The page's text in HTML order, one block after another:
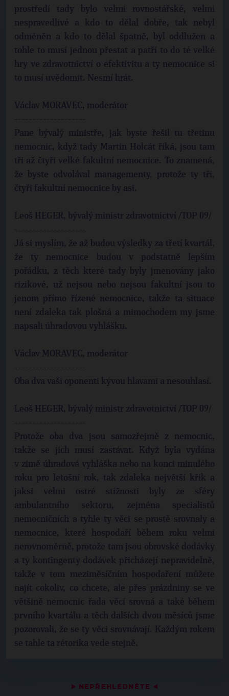
▶ NEPŘEHLÉDNĚTE ◀
prostředí tady bylo velmi rovnostářské, velmi
nespravedlivé a kdo to dělal dobře, tak nebyl
odměněn a kdo to dělal špatně, byl oddlužen a
tohle to musí jednou přestat a patří to do té velké
hry ve zdravotnictví o efektivitu a ty nemocnice si
to musí uvědomit. Nesmí hrát.
Václav MORAVEC, moderátor
--------------------
Pane bývalý ministře, jak byste řešil tu třetinu
nemocnic, když tady Martin Holcát říká, jsou tam
tři až čtyři velké fakultní nemocnice. To znamená,
že byste odvolával managementy, protože ty tři,
čtyři fakultní nemocnice by asi.
Leoš HEGER, bývalý ministr zdravotnictví /TOP 09/
--------------------
Já si myslím, že až budou výsledky za třetí kvartál,
že ty nemocnice budou v podstatně lepším
pořádku, z těch které tady byly jmenovány jako
rizikové, už nejsou nebo nejsou fakultní jsou to
jenom přímo řízené nemocnice, takže ta situace
není zdaleka tak plošná a mimochodem my jsme
napsali úhradovou vyhlášku.
Václav MORAVEC, moderátor
--------------------
Oba dva vaši oponenti kývou hlavami a nesouhlasí.
Leoš HEGER, bývalý ministr zdravotnictví /TOP 09/
--------------------
Protože oba dva jsou samozřejmě z nemocnic,
takže se jich musí zastávat. Když byla vydána
v zimě úhradová vyhláška nebo na konci minulého
roku pro letošní rok, tak zdaleka největší křik a
jaksi velmi ostré stížnosti byly ze sféry
ambulantního sektoru, zejména specialistů
nemocničních a tyhle ty věci se prostě srovnaly a
nemocnice, které hospodaří během roku velmi
nerovnoměrně, protože tam jsou obrovské dodávky
a ty kontingenty dodávek přicházejí nepravidelně,
takže v tom meziměsíčním hospodaření můžete
najít cokoliv, co chcete, ale přes prázdniny se ve
většině nemocnic řada věcí srovná a také během
prvního kvartálu a těch dalších dvou měsíců jsme
pozorovali, že se ty věci srovnávají. Každým rokem
se tahle ta rétorika vede stejně.